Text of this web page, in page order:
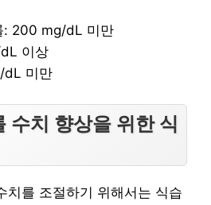
: 200 mg/dL 미만
이상
dL 미만
수치 향상을 위한 식
치를 조절하기 위해서는 식습